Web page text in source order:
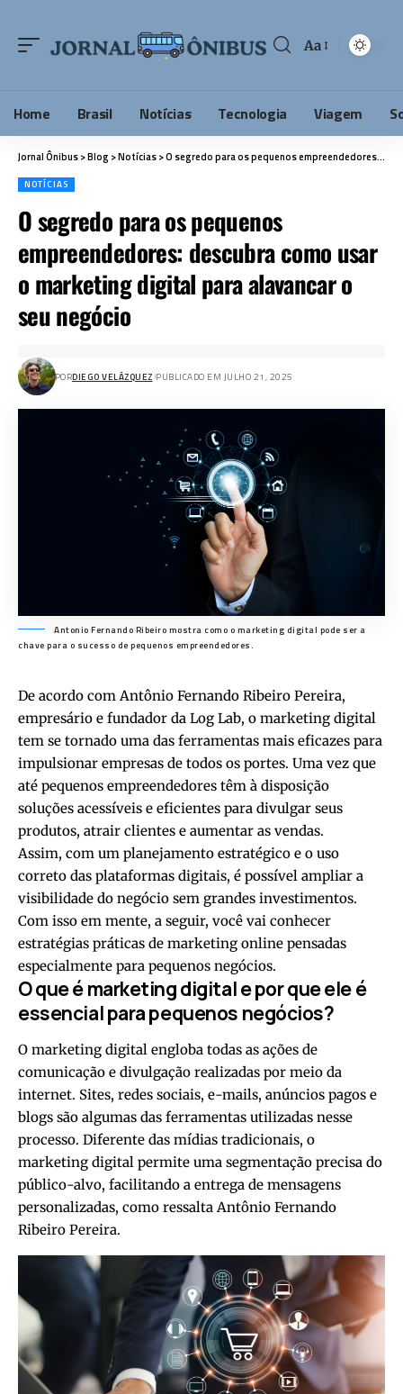
Aa
Home Brasil Notícias Tecnologia Viagem
Jornal Ônibus>Blog >Notícias>O segredo para os pequenos empreendedores: descubra como usar o marketing digital para alavancar o seu negócio
NOTÍCIAS
O segredo para os pequenos
empreendedores: descubra como usar
o marketing digital para alavancar o
seu negócio
PORDIEGO VELÁZQUEZ PUBLICADO EM JULHO 21, 2025
Antonio Fernando Ribeiro mostra como o marketing digital pode ser a
chave para o sucesso de pequenos empreendedores.
De acordo com Antônio Fernando Ribeiro Pereira,
empresário e fundador da Log Lab, o marketing digital
tem se tornado uma das ferramentas mais eficazes para
impulsionar empresas de todos os portes. Uma vez que
até pequenos empreendedores têm à disposição
soluções acessíveis e eficientes para divulgar seus
produtos, atrair clientes e aumentar as vendas.
Assim, com um planejamento estratégico e o uso
correto das plataformas digitais, é possível ampliar a
visibilidade do negócio sem grandes investimentos.
Com isso em mente, a seguir, você vai conhecer
estratégias práticas de marketing online pensadas
especialmente para pequenos negócios.
O que é marketing digital e por que ele é
essencial para pequenos negócios?
O marketing digital engloba todas as ações de
comunicação e divulgação realizadas por meio da
internet. Sites, redes sociais, e-mails, anúncios pagos e
blogs são algumas das ferramentas utilizadas nesse
processo. Diferente das mídias tradicionais, o
marketing digital permite uma segmentação precisa do
público-alvo, facilitando a entrega de mensagens
personalizadas, como ressalta Antônio Fernando
Ribeiro Pereira.